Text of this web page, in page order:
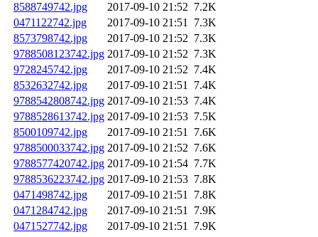
8588749742.jpg
2017-09-10 21:52 7.2K
0471122742.jpg
2017-09-10 21:51 7.3K
8573798742.jpg
2017-09-10 21:52 7.3K
9788508123742.jpg 2017-09-10 21:52 7.3K
9728245742.jpg
2017-09-10 21:52 7.4K
8532632742.jpg
2017-09-10 21:51 7.4K
9788542808742.jpg 2017-09-10 21:53 7.4K
9788528613742.jpg 2017-09-10 21:53 7.5K
8500109742.jpg
2017-09-10 21:51 7.6K
9788500033742.jpg 2017-09-10 21:52 7.6K
9788577420742.jpg 2017-09-10 21:54 7.7K
9788536223742.jpg 2017-09-10 21:53 7.8K
0471498742.jpg
2017-09-10 21:51 7.8K
0471284742.jpg
2017-09-10 21:51 7.9K
0471527742.jpg
2017-09-10 21:51 7.9K